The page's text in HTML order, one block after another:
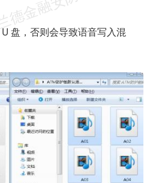
盘，否则会导致语音写入混